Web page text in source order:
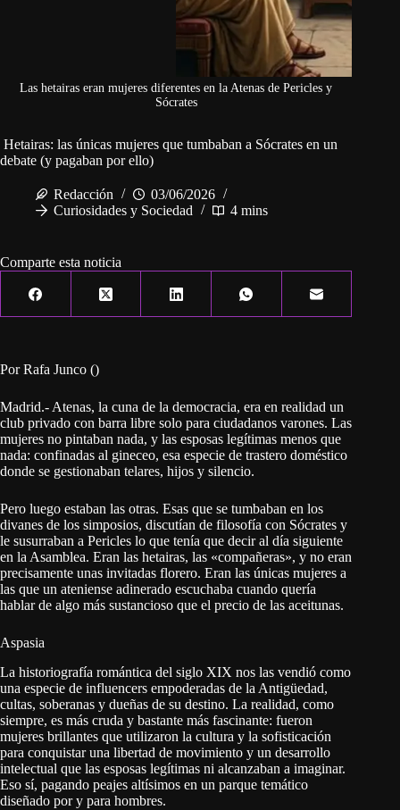
Las hetairas eran mujeres diferentes en la Atenas de Pericles y
Sócrates
Hetairas: las únicas mujeres que tumbaban a Sócrates en un
debate (y pagaban por ello)
Redacción
03/06/2026
Curiosidades y Sociedad
4 mins
Comparte esta noticia
Por Rafa Junco ()
Madrid.- Atenas, la cuna de la democracia, era en realidad un
club privado con barra libre solo para ciudadanos varones. Las
mujeres no pintaban nada, y las esposas legítimas menos que
nada: confinadas al gineceo, esa especie de trastero doméstico
donde se gestionaban telares, hijos y silencio.
Pero luego estaban las otras. Esas que se tumbaban en los
divanes de los simposios, discutían de filosofía con Sócrates y
le susurraban a Pericles lo que tenía que decir al día siguiente
en la Asamblea. Eran las hetairas, las «compañeras», y no eran
precisamente unas invitadas florero. Eran las únicas mujeres a
las que un ateniense adinerado escuchaba cuando quería
hablar de algo más sustancioso que el precio de las aceitunas.
Aspasia
La historiografía romántica del siglo XIX nos las vendió como
una especie de influencers empoderadas de la Antigüedad,
cultas, soberanas y dueñas de su destino. La realidad, como
siempre, es más cruda y bastante más fascinante: fueron
mujeres brillantes que utilizaron la cultura y la sofisticación
para conquistar una libertad de movimiento y un desarrollo
intelectual que las esposas legítimas ni alcanzaban a imaginar.
Eso sí, pagando peajes altísimos en un parque temático
diseñado por y para hombres.